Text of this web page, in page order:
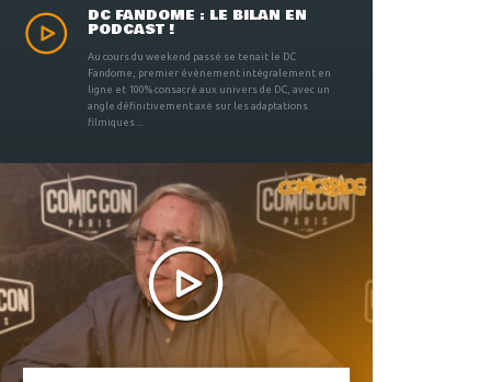
DC FANDOME : LE BILAN EN
PODCAST !
Au cours du weekend passé se tenait le DC
Fandome, premier évènement intégralement en
ligne et 100% consacré aux univers de DC, avec un
angle définitivement axé sur les adaptations
filmiques ...